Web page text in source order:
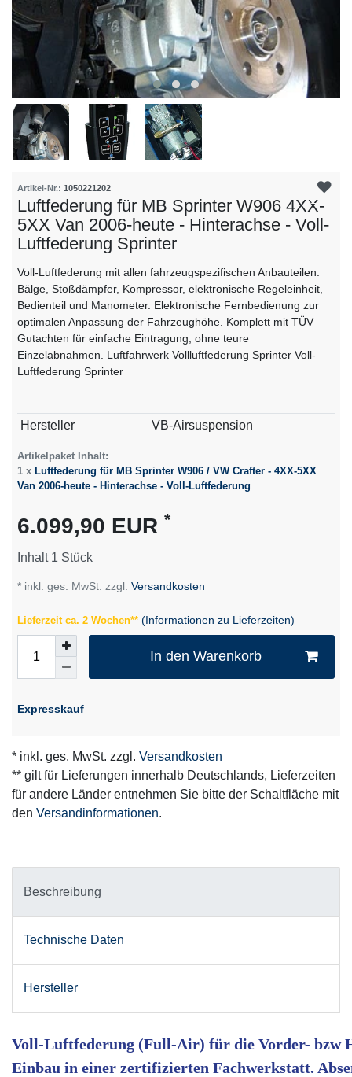
Artikel-Nr.: 1050221202
Luftfederung für MB Sprinter W906 4XX-
5XX Van 2006-heute - Hinterachse - Voll-
Luftfederung Sprinter
Voll-Luftfederung mit allen fahrzeugspezifischen Anbauteilen:
Bälge, Stoßdämpfer, Kompressor, elektronische Regeleinheit,
Bedienteil und Manometer. Elektronische Fernbedienung zur
optimalen Anpassung der Fahrzeughöhe. Komplett mit TÜV
Gutachten für einfache Eintragung, ohne teure
Einzelabnahmen. Luftfahrwerk Vollluftfederung Sprinter Voll-
Luftfederung Sprinter
Technisches
Wert
Hersteller VB-Airsuspension
Artikelpaket Inhalt:
1 x Luftfederung für MB Sprinter W906 / VW Crafter - 4XX-5XX
Van 2006-heute - Hinterachse - Voll-Luftfederung
6.099,90 EUR *
Inhalt 1 Stück
* inkl. ges. MwSt. zzgl. Versandkosten
Lieferzeit ca. 2 Wochen** (Informationen zu Lieferzeiten)
In den Warenkorb
Expresskauf
* inkl. ges. MwSt. zzgl. Versandkosten
** gilt für Lieferungen innerhalb Deutschlands, Lieferzeiten
für andere Länder entnehmen Sie bitte der Schaltfläche mit
den Versandinformationen.
Beschreibung
Technische Daten
Hersteller
Voll-Luftfederung (Full-Air) für die Vorder- bzw
Einbau in einer zertifizierten Fachwerkstatt.